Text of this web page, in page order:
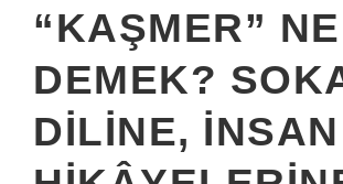
“KAŞMER” NE
DEMEK?
DILINE, İNSAN